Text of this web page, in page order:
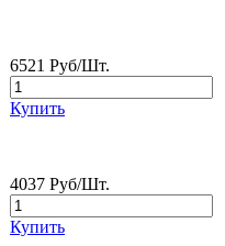
6521 Руб/Шт.
Купить
4037 Руб/Шт.
Купить